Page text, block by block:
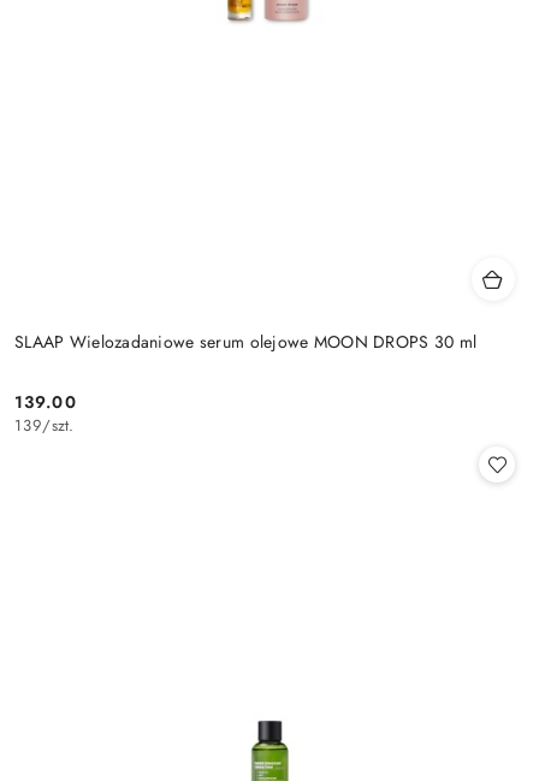
SLAAP Wielozadaniowe serum olejowe MOON DROPS 30 ml
Cena:
139.00
139/szt.